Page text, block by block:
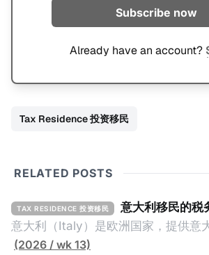
Subscribe now
Already have an account?
Tax Residence 投资移民
RELATED POSTS
TAX RESIDENCE 投资移民 意大利移民的税
意大利（Italy）是欧洲国家，提供意
计划。申请人必须满足至少以下一项
(2026 / wk 13)